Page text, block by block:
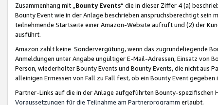
Zusammenhang mit „ Bounty Events“ die in dieser Ziffer 4 (a)
Bounty Event wie in der Anlage beschrieben anspruchsberechtigt sein
teilnehmende Startseite einer Amazon-Website aufruft und (2) der
ausführt.
Amazon zahlt keine Sondervergütung, wenn das zugrundeliegende
Anmeldungen unter Angabe ungültiger E-Mail-Adressen, Einsatz von
Person, wiederholter Bounty Events und Bounty Events, die nicht
alleinigen Ermessen von Fall zu Fall fest, ob ein Bounty Event
Partner-Links auf die in der Anlage aufgeführten Bounty-spezifischen
Voraussetzungen für die Teilnahme am Partnerprogramm erlaubt.